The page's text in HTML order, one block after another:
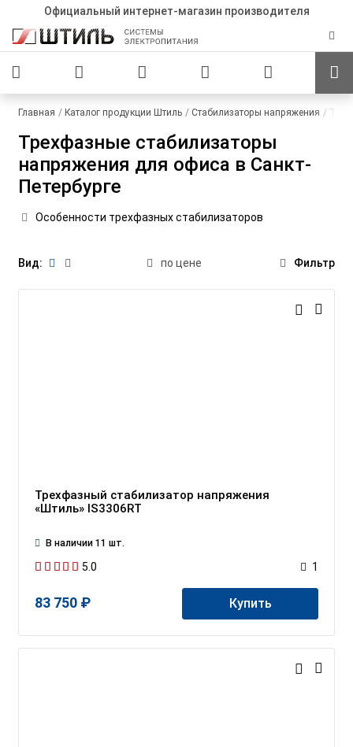
Официальный интернет-магазин производителя
Главная Каталог продукции Штиль Стабилизаторы напряжения
Трехфазные стабилизаторы
напряжения для офиса в Санкт-
Петербурге
Особенности трехфазных стабилизаторов
Вид: по цене Фильтр
Трехфазный стабилизатор напряжения
«Штиль» IS3306RT
В наличии 11 шт.
5.0 1
83 750 ₽ Купить